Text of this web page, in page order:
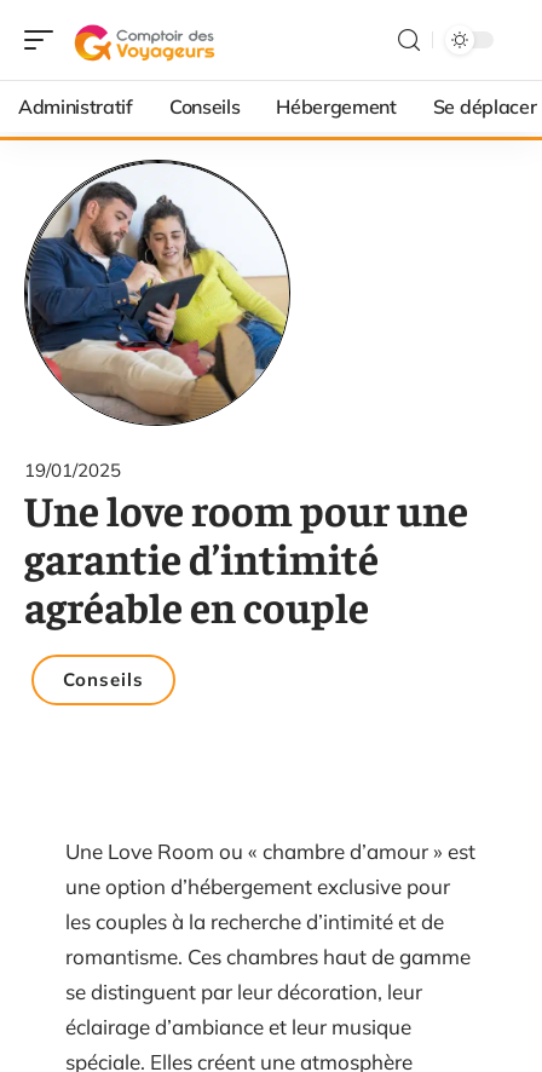
Administratif Conseils Hébergement Se déplacer
19/01/2025
Une love room pour une
garantie d’intimité
agréable en couple
Conseils
Une Love Room ou « chambre d’amour » est
une option d’hébergement exclusive pour
les couples à la recherche d’intimité et de
romantisme. Ces chambres haut de gamme
se distinguent par leur décoration, leur
éclairage d’ambiance et leur musique
spéciale. Elles créent une atmosphère